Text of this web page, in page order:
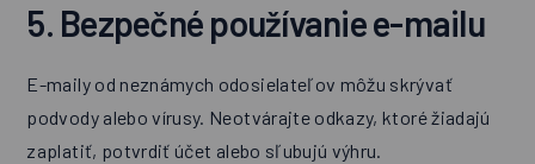
5. Bezpečné používanie e-mailu
E-maily od neznámych odosielateľov môžu skrývať
podvody alebo vírusy. Neotvárajte odkazy, ktoré žiadajú
zaplatiť, potvrdiť účet alebo sľubujú výhru.